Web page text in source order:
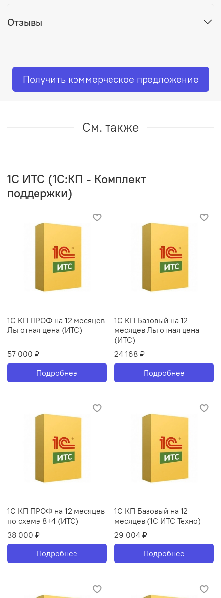
Отзывы
Получить коммерческое предложение
См. также
1C ИТС (1С:КП - Комплект
поддержки)
1С КП ПРОФ на 12 месяцев
Льготная цена (ИТС)
57 000 ₽
Подробнее
1С КП Базовый на 12
месяцев Льготная цена
(ИТС)
24 168 ₽
Подробнее
1С КП ПРОФ на 12 месяцев
по схеме 8+4 (ИТС)
38 000 ₽
Подробнее
1С КП Базовый на 12
месяцев (1С ИТС Техно)
29 004 ₽
Подробнее